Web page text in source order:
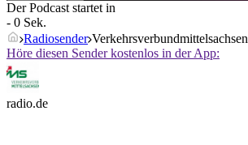
Der Podcast startet in
- 0 Sek.
Radiosender Verkehrsverbundmittelsachsen
Höre diesen Sender kostenlos in der App:
radio.de